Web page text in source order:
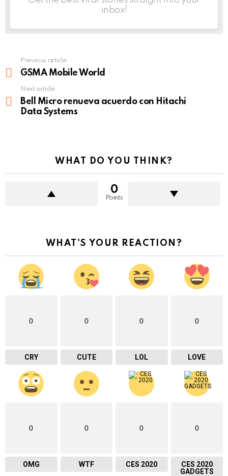
inbox!
more
Previous article
GSMA Mobile World
Next article
Bell Micro renueva acuerdo con Hitachi
Data Systems
WHAT DO YOU THINK?
0
Points
WHAT'S YOUR REACTION?
0
CRY
0
CUTE
0
LOL
0
LOVE
0
OMG
0
WTF
0
CES 2020
0
CES 2020
GADGETS